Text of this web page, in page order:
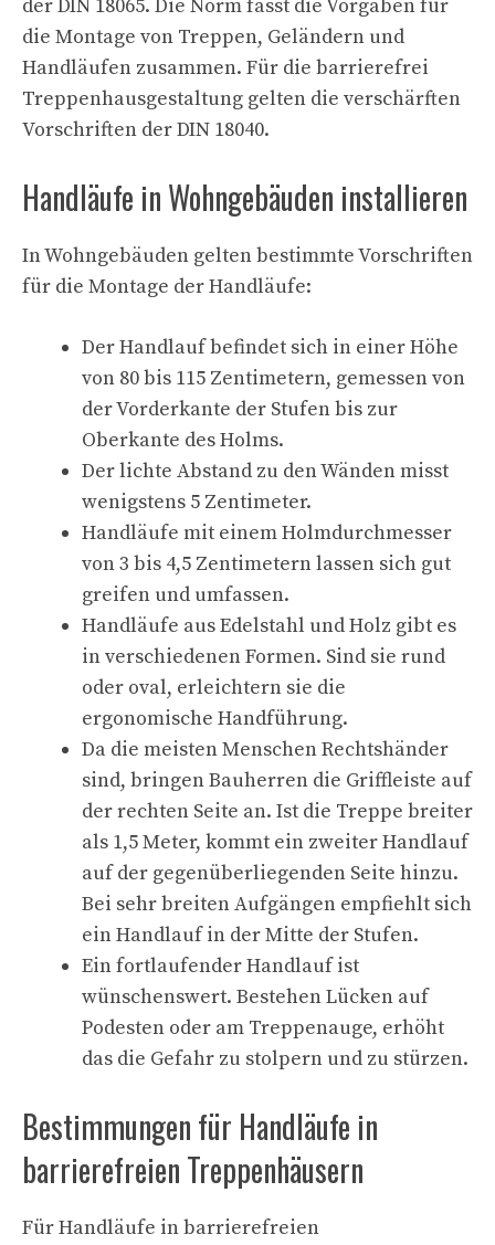
der DIN 18065. Die Norm fasst die Vorgaben für
die Montage von Treppen, Geländern und
Handläufen zusammen. Für die barrierefrei
Treppenhausgestaltung gelten die verschärften
Vorschriften der DIN 18040.
Handläufe in Wohngebäuden installieren
In Wohngebäuden gelten bestimmte Vorschriften
für die Montage der Handläufe:
Der Handlauf befindet sich in einer Höhe
von 80 bis 115 Zentimetern, gemessen von
der Vorderkante der Stufen bis zur
Oberkante des Holms.
Der lichte Abstand zu den Wänden misst
wenigstens 5 Zentimeter.
Handläufe mit einem Holmdurchmesser
von 3 bis 4,5 Zentimetern lassen sich gut
greifen und umfassen.
Handläufe aus Edelstahl und Holz gibt es
in verschiedenen Formen. Sind sie rund
oder oval, erleichtern sie die
ergonomische Handführung.
Da die meisten Menschen Rechtshänder
sind, bringen Bauherren die Griffleiste auf
der rechten Seite an. Ist die Treppe breiter
als 1,5 Meter, kommt ein zweiter Handlauf
auf der gegenüberliegenden Seite hinzu.
Bei sehr breiten Aufgängen empfiehlt sich
ein Handlauf in der Mitte der Stufen.
Ein fortlaufender Handlauf ist
wünschenswert. Bestehen Lücken auf
Podesten oder am Treppenauge, erhöht
das die Gefahr zu stolpern und zu stürzen.
Bestimmungen für Handläufe in
barrierefreien Treppenhäusern
Für Handläufe in barrierefreien